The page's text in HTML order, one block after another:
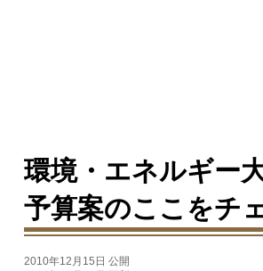
環境・エネルギー
予算案のここをチ
2010年12月15日 公開